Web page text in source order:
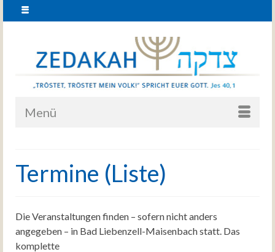
Menü
Termine (Liste)
Die Veranstaltungen finden – sofern nicht anders
angegeben – in Bad Liebenzell-Maisenbach statt. Das
komplette